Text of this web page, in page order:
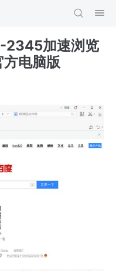
2345加速浏览
电脑版